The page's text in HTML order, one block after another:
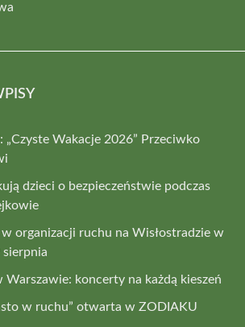
„Czyste Wakacje 2026” Przeciwko
dzieci o bezpieczeństwie podczas
organizacji ruchu na Wisłostradzie w
sierpnia
Warszawie: koncerty na każdą kieszeń
w ruchu” otwarta w ZODIAKU